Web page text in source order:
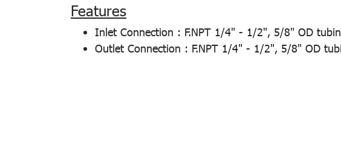
Features
Inlet Connection : F.NPT 1/4" - 1/2", 5/8" OD
Outlet Connection : F.NPT 1/4" - 1/2", 5/8" OD